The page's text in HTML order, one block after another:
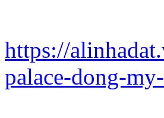
https://
palace-dong-